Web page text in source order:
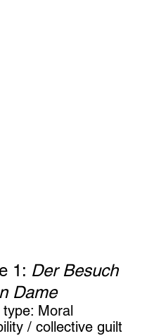
1: Der Besuch
Dame
Moral
/ collective guilt